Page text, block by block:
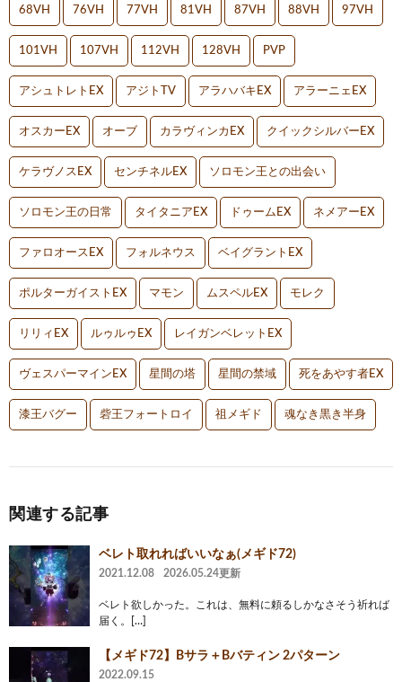
68VH 76VH 77VH 81VH 87VH 88VH 97VH
101VH 107VH 112VH 128VH PVP
アシュトレトEX アジトTV アラハバキEX アラーニェEX
オスカーEX オーブ カラヴィンカEX クイックシルバーEX
ケラヴノスEX センチネルEX ソロモン王との出会い
ソロモン王の日常 タイタニアEX ドゥームEX ネメアーEX
ファロオースEX フォルネウス ベイグラントEX
ポルターガイストEX マモン ムスペルEX モレク
リリィEX ルゥルゥEX レイガンベレットEX
ヴェスパーマインEX 星間の塔 星間の禁域 死をあやす者EX
漆王バグー 砦王フォートロイ 祖メギド 魂なき黒き半身
関連する記事
ベレト取れればいいなぁ(メギド72)
2021.12.08 2026.05.24更新
ベレト欲しかった。これは、無料に頼るしかなさそう祈れば
届く。[…]
【メギド72】Bサラ＋Bバティン 2パターン
2022.09.15